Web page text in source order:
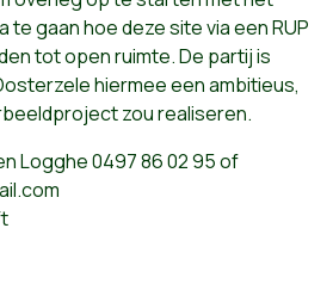
te gaan hoe deze site via een RUP
tot open ruimte. De partij is
hiermee een ambitieus,
zou realiseren.
Logghe 0497 86 02 95 of